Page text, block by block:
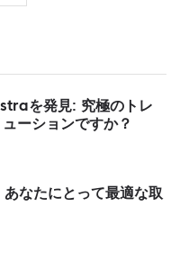
を発見: 究極のトレ
ーションですか？
なたにとって最適な取